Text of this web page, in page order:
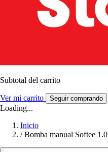
Subtotal del carrito
Ver mi carrito Seguir comprando
Loading...
Inicio
/ Bomba manual Softee 1.0